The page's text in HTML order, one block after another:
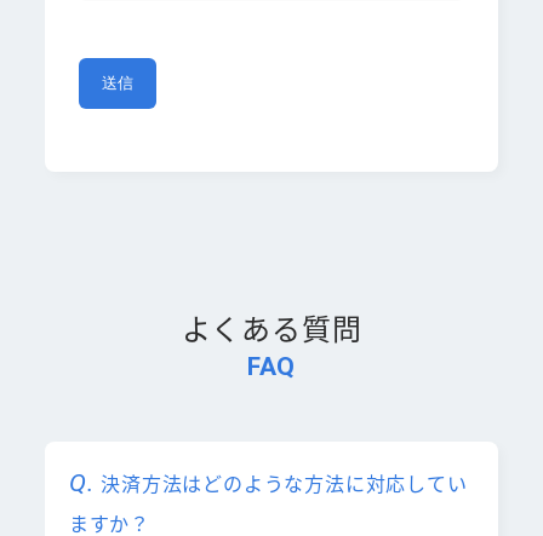
FAQ
よくある質問
決済方法はどのような方法に対応してい
ますか？